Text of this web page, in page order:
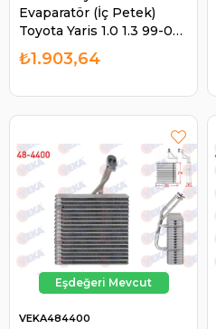
Evaparatör (İç Petek)
Toyota Yaris 1.0 1.3 99-05 |
VEKA 484302
₺1.903,64
VEKA484400